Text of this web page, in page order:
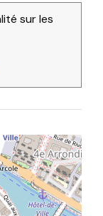
sur les